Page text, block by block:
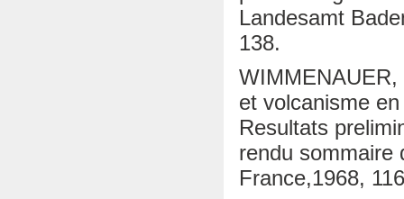
Landesamt
138.
et volcanisme
Resultats
rendu sommaire
France,1968,